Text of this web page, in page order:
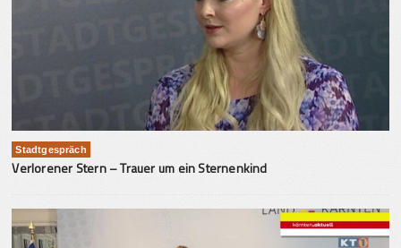
Stadtgespräch
Verlorener Stern – Trauer um ein Sternenkind